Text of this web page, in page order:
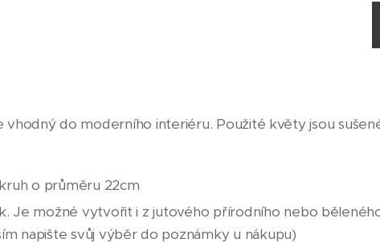
vhodný do moderního interiéru. Použité květy jsou
o průměru 22cm
Je možné vytvořit i z jutového přírodního nebo
napište svůj výběr do poznámky u nákupu)